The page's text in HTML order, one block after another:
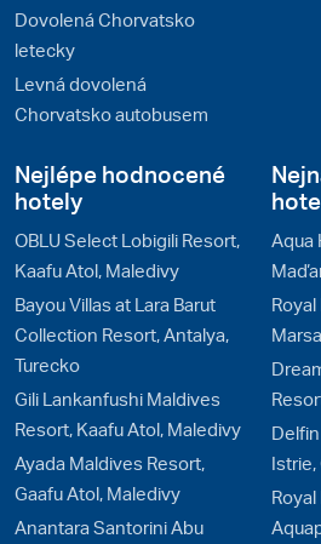
Dovolená Chorvatsko
letecky
Levná dovolená
Chorvatsko autobusem
Nejlépe hodnocené
hotely
OBLU Select Lobigili Resort,
Kaafu Atol, Maledivy
Bayou Villas at Lara Barut
Collection Resort, Antalya,
Turecko
Gili Lankanfushi Maldives
Resort, Kaafu Atol, Maledivy
Ayada Maldives Resort,
Gaafu Atol, Maledivy
Anantara Santorini Abu
Aqua